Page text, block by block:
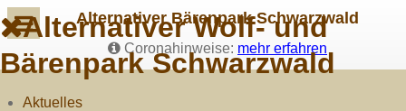
Alternativer Bärenpark Schwarzwald
Coronahinweise: mehr erfahren
Alternativer Wolf- und
Bärenpark Schwarzwald
Aktuelles